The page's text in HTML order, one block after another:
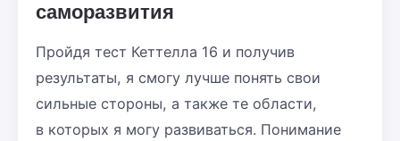
саморазвития
Пройдя тест Кеттелла 16 и получив
результаты, я смогу лучше понять свои
сильные стороны, а также те области,
в которых я могу развиваться. Понимание